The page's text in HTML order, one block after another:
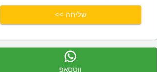
שליחה >>
ווטסאפ